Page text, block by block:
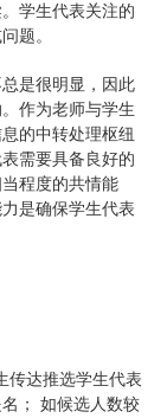
学生代表关注的
题。
是很明显，因此
作为老师与学生
的中转处理枢纽
需要具备良好的
程度的共情能
是确保学生代表
传达推选学生代表
； 如候选人数较